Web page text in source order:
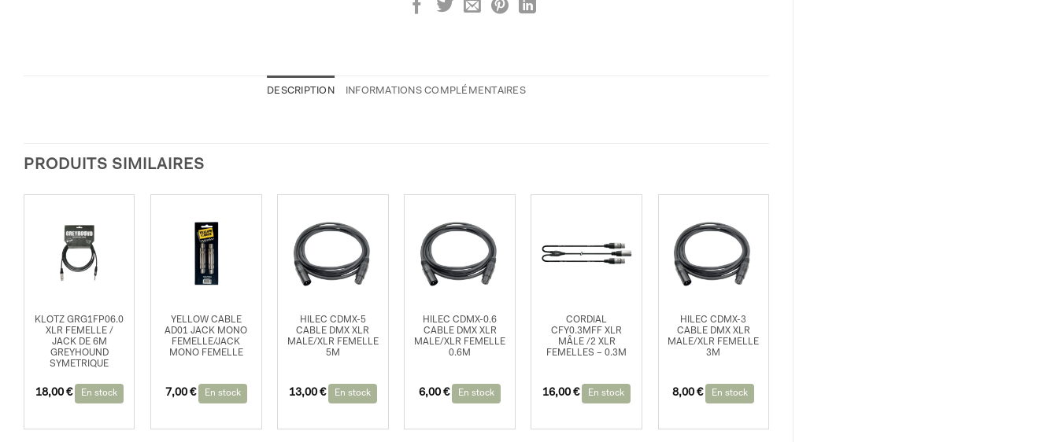
DESCRIPTION INFORMATIONS COMPLÉMENTAIRES
PRODUITS SIMILAIRES
KLOTZ GRG1FP06.0
XLR FEMELLE /
JACK DE 6M
GREYHOUND
SYMETRIQUE
18,00 € En stock
YELLOW CABLE
AD01 JACK MONO
FEMELLE/JACK
MONO FEMELLE
7,00 € En stock
HILEC CDMX-5
CABLE DMX XLR
MALE/XLR FEMELLE
5M
13,00 € En stock
HILEC CDMX-0.6
CABLE DMX XLR
MALE/XLR FEMELLE
0.6M
6,00€ En stock
CORDIAL
CFY0.3MFF XLR
MÂLE /2 XLR
FEMELLES – 0.3M
16,00€ En stock
HILEC CDMX-3
CABLE DMX XLR
MALE/XLR FEMELLE
3M
8,00€ En stock